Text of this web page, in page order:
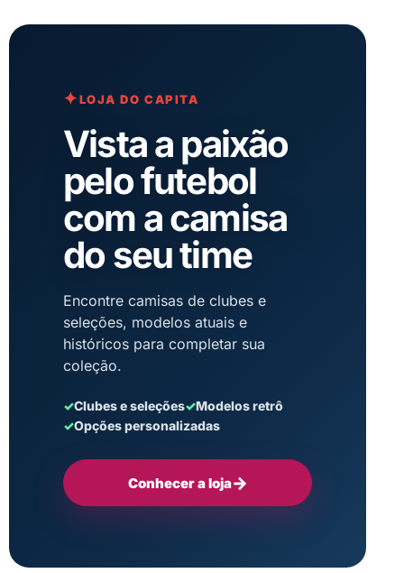
✦LOJA DO CAPITA
Vista a paixão
pelo futebol
com a camisa
do seu time
Encontre camisas de clubes e
seleções, modelos atuais e
históricos para completar sua
coleção.
✓Clubes e seleções✓Modelos retrô
✓Opções personalizadas
Conhecer a loja→